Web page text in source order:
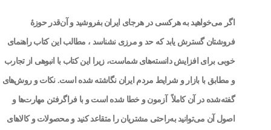
اگر می‌خواهید به هرکسی در هرجای ایران بفروشید و آن‌قدر حوزۀ
فروشتان گسترش یابد که حد و مرزی نشناسد ، مطالب این کتاب راهنمای
خوبی برای افزایش دانسته‌های شماست، زیرا این کتاب با انبوهی از تجارب
و مطابق با بازار و شرایط مردم ایران نگاشته شده است. نکات و روش‌های‌
گفته‌شده در آن کاملاً آزمون و خطا شده است و با فراگرفتن مهارت‌ها و
اصول آن می‌توانید به‌راحتی مشتریان را متقاعد کنید و محصولات و کالاهای